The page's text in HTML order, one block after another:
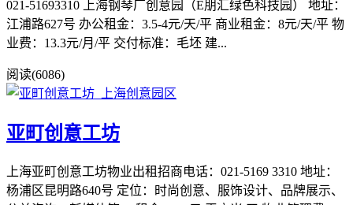
021-51693310 上海钢琴厂创意园（E朋汇绿色科技园） 地址：
江浦路627号 办公租金：3.5-4元/天/平 商业租金：8元/天/平 物
业费：13.3元/月/平 交付标准：毛坯 建...
阅读(6086)
亚町创意工坊
上海亚町创意工坊物业出租招商电话：021-5169 3310 地址：
杨浦区昆明路640号 定位：时尚创意、服饰设计、品牌展示、